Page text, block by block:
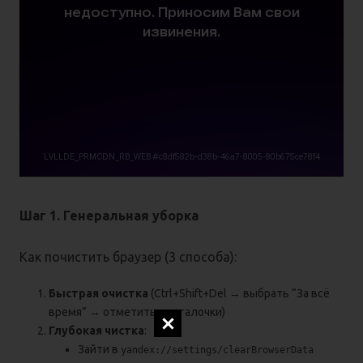
Шаг 1. Генеральная уборка
Как почистить браузер (3 способа):
Быстрая очистка (Ctrl+Shift+Del → выбрать “За всё
время” → отметить все галочки)
Глубокая чистка:
Зайти в yandex://settings/clearBrowserData